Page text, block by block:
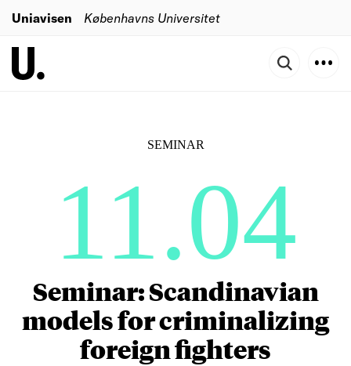
Uniavisen Københavns Universitet
SEMINAR
11.04
Seminar: Scandinavian
models for criminalizing
foreign fighters